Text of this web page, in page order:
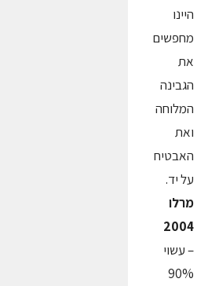
היינו
מחפשים
את
הגבינה
המלוחה
ואת
האבטיח
על יד.
מרלו
2004
– עשוי
90%